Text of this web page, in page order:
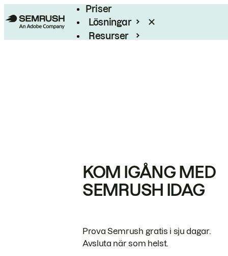
Priser
Lösningar
Resurser
KOM IGÅNG MED
SEMRUSH IDAG
Prova Semrush gratis i sju dagar.
Avsluta när som helst.